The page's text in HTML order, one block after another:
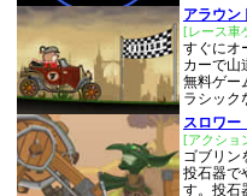
アラウン
[レース車
すぐにオ
カーで山
無料ゲー
ラシック
スロワ
[アクショ
ゴブリン
投石器で
す。投石